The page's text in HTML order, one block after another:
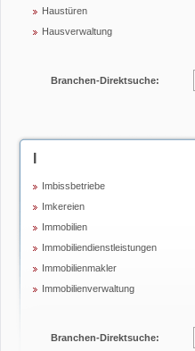
Haustüren
Hausverwaltung
Branchen-Direktsuche:
Imbissbetriebe
Imkereien
Immobilien
Immobiliendienstleistungen
Immobilienmakler
Immobilienverwaltung
Branchen-Direktsuche: